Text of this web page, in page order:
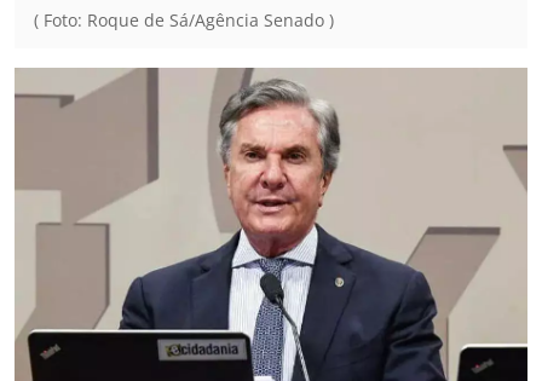
( Foto: Roque de Sá/Agência Senado )